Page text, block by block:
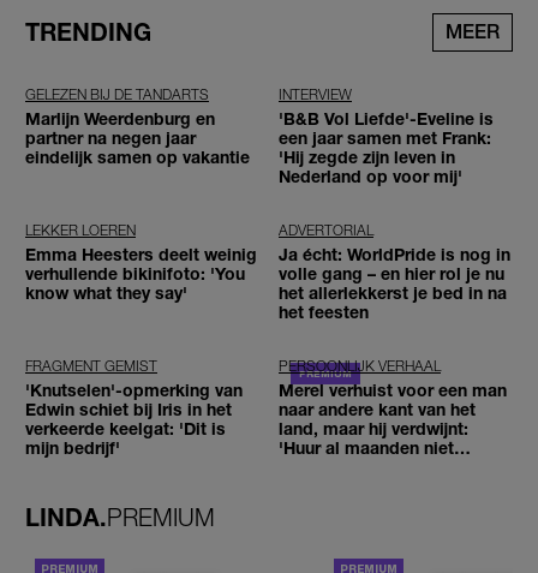
TRENDING MEER
GELEZEN BIJ DE TANDARTS
Marlijn Weerdenburg en
partner na negen jaar
eindelijk samen op vakantie
INTERVIEW
'B&B Vol Liefde'-Eveline is
een jaar samen met Frank:
'Hij zegde zijn leven in
Nederland op voor mij'
LEKKER LOEREN
Emma Heesters deelt weinig
verhullende bikinifoto: 'You
know what they say'
ADVERTORIAL
Ja écht: WorldPride is nog in
volle gang – en hier rol je nu
het allerlekkerst je bed in na
het feesten
FRAGMENT GEMIST
'Knutselen'-opmerking van
Edwin schiet bij Iris in het
verkeerde keelgat: 'Dit is
mijn bedrijf'
PERSOONLIJK VERHAAL
Merel verhuist voor een man
naar andere kant van het
land, maar hij verdwijnt:
'Huur al maanden niet
LINDA.PREMIUM